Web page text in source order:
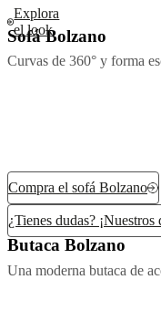
Explora
el look
Sofá Bolzano
Curvas de 360° y forma
Compra el sofá Bolzano
¿Tienes dudas?
Butaca Bolzano
Una moderna butaca de